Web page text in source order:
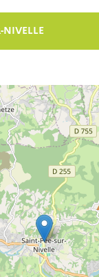
NIVELLE